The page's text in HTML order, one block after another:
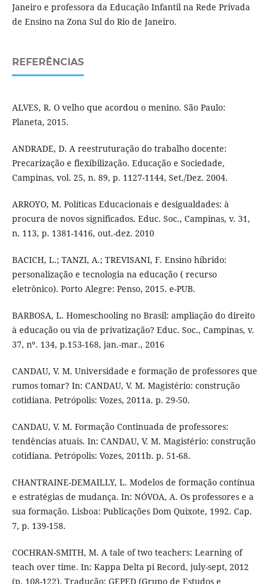
Janeiro e professora da Educação Infantil na Rede Privada
de Ensino na Zona Sul do Rio de Janeiro.
REFERÊNCIAS
ALVES, R. O velho que acordou o menino. São Paulo:
Planeta, 2015.
ANDRADE, D. A reestruturação do trabalho docente:
Precarização e flexibilização. Educação e Sociedade,
Campinas, vol. 25, n. 89, p. 1127-1144, Set./Dez. 2004.
ARROYO, M. Políticas Educacionais e desigualdades: à
procura de novos significados. Educ. Soc., Campinas, v. 31,
n. 113, p. 1381-1416, out.-dez. 2010
BACICH, L.; TANZI, A.; TREVISANI, F. Ensino híbrido:
personalização e tecnologia na educação ( recurso
eletrônico). Porto Alegre: Penso, 2015. e-PUB.
BARBOSA, L. Homeschooling no Brasil: ampliação do direito
à educação ou via de privatização? Educ. Soc., Campinas, v.
37, nº. 134, p.153-168, jan.-mar., 2016
CANDAU, V. M. Universidade e formação de professores que
rumos tomar? In: CANDAU, V. M. Magistério: construção
cotidiana. Petrópolis: Vozes, 2011a. p. 29-50.
CANDAU, V. M. Formação Continuada de professores:
tendências atuais. In: CANDAU, V. M. Magistério: construção
cotidiana. Petrópolis: Vozes, 2011b. p. 51-68.
CHANTRAINE-DEMAILLY, L. Modelos de formação contínua
e estratégias de mudança. In: NÓVOA, A. Os professores e a
sua formação. Lisboa: Publicações Dom Quixote, 1992. Cap.
7, p. 139-158.
COCHRAN-SMITH, M. A tale of two teachers: Learning of
teach over time. In: Kappa Delta pi Record, july-sept, 2012
(p. 108-122). Tradução: GEPED (Grupo de Estudos e